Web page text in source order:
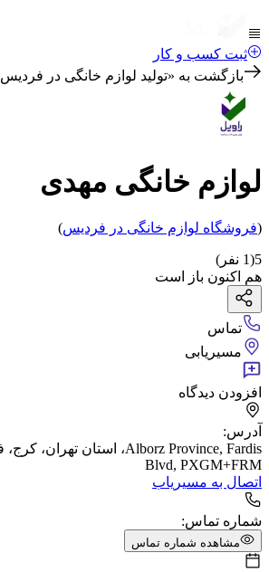
ثبت کسب و کار
بازگشت به «تولید لوازم خانگی در فردیس
لوازم خانگی مهدی
(فروشگاه لوازم خانگی در فردیس)
5
(
1 نفر)
هم اکنون باز است
تماس
مسیریابی
افزودن دیدگاه
آدرس:
Blvd, PXGM+FRM
اتصال به مسیریاب
شماره تماس:
مشاهده شماره تماس